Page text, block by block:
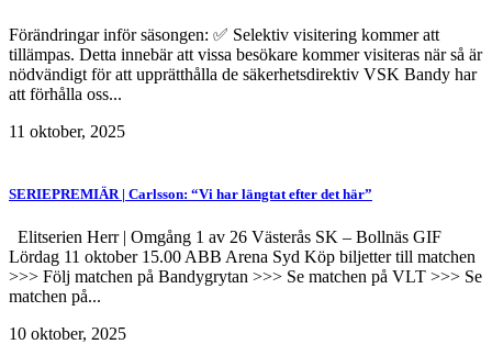
Förändringar inför säsongen: ✅ Selektiv visitering kommer att
tillämpas. Detta innebär att vissa besökare kommer visiteras när så är
nödvändigt för att upprätthålla de säkerhetsdirektiv VSK Bandy har
att förhålla oss...
11 oktober, 2025
SERIEPREMIÄR | Carlsson: “Vi har längtat efter det här”
Elitserien Herr | Omgång 1 av 26 Västerås SK – Bollnäs GIF
Lördag 11 oktober 15.00 ABB Arena Syd Köp biljetter till matchen
>>> Följ matchen på Bandygrytan >>> Se matchen på VLT >>> Se
matchen på...
10 oktober, 2025